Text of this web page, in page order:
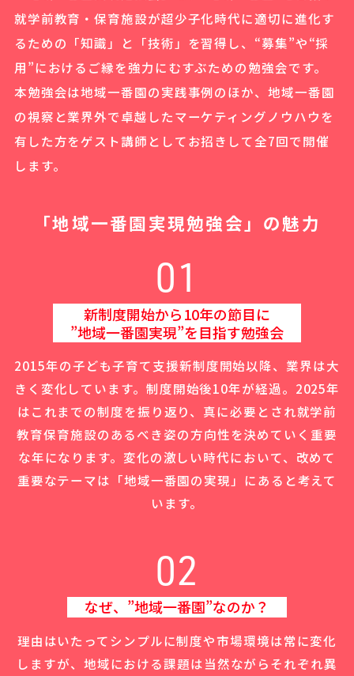
就学前教育・保育施設が超少子化時代に適切に進化す
るための「知識」と「技術」を習得し、“募集”や“採
用”におけるご縁を強力にむすぶための勉強会です。
本勉強会は地域一番園の実践事例のほか、地域一番園
の視察と業界外で卓越したマーケティングノウハウを
有した方をゲスト講師としてお招きして全7回で開催
します。
「地域一番園実現勉強会」の魅力
01
新制度開始から10年の節目に
”地域一番園実現”を目指す勉強会
2015年の子ども子育て支援新制度開始以降、業界は大
きく変化しています。 制度開始後10年が経過。2025年
はこれまでの制度を振り返り、 真に必要とされ就学前
教育保育施設のあるべき姿の方向性を決めていく重要
な年になります。 変化の激しい時代において、改めて
重要なテーマは「地域一番園の実現」にあると考えて
います。
02
なぜ、”地域一番園”なのか？
理由はいたってシンプルに制度や市場環境は常に変化
しますが、 地域における課題は当然ながらそれぞれ異